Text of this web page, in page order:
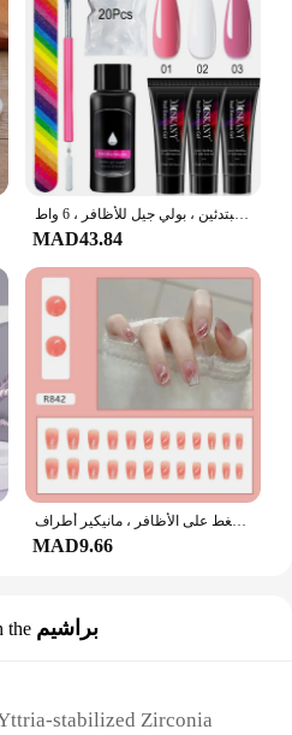
مجموعة كاملة مجموعة أدوات مانيكير للمبتدئين ، بولي جيل للأظافر ، 6 واط LED مصباح ، نصائح الفن ، ثلاثية الأبعاد تصميم الديكور ، تمديد
MAD43.84
MAD9.66
the براشيم
stabilized Zirconia